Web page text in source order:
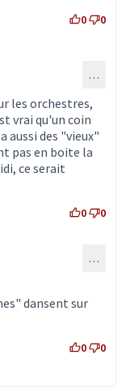
0 0
2760) …
les orchestres,
vrai qu'un coin
aussi des "vieux"
pas en boite la
ce serait
0 0
3260)
…
dansent sur
0 0